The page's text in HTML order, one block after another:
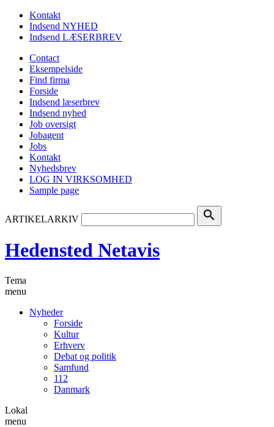
Kontakt
Indsend NYHED
Indsend LÆSERBREV
Contact
Eksempelside
Find firma
Forside
Indsend læserbrev
Indsend nyhed
Job oversigt
Jobagent
Jobs
Kontakt
Nyhedsbrev
LOG IN VIRKSOMHED
Sample page
ARTIKELARKIV search
Hedensted Netavis
Tema
menu
Nyheder
Forside
Kultur
Erhverv
Debat og politik
Samfund
112
Danmark
Lokal
menu